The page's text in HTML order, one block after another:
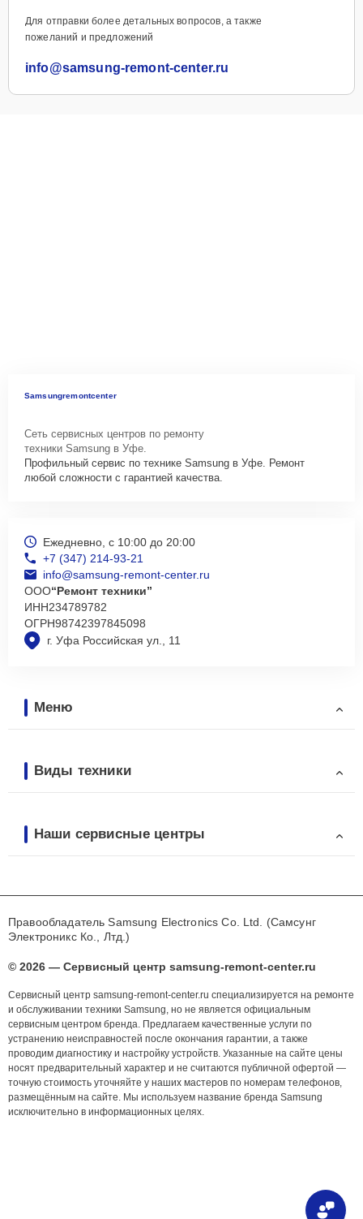
Для отправки более детальных вопросов, а также
пожеланий и предложений
info@samsung-remont-center.ru
Samsungremontcenter
Сеть сервисных центров по ремонту
техники Samsung в Уфе.
Профильный сервис по технике Samsung в Уфе. Ремонт
любой сложности с гарантией качества.
г. Уфа Российская ул., 11
Ежедневно, с 10:00 до 20:00
+7 (347) 214-93-21
info@samsung-remont-center.ru
ООО“Ремонт техники”
ИНН234789782
ОГРН98742397845098
Меню
Виды техники
Наши сервисные центры
Правообладатель Samsung Electronics Co. Ltd. (Самсунг
Электроникс Ко., Лтд.)
© 2026 — Сервисный центр samsung-remont-center.ru
Сервисный центр samsung-remont-center.ru специализируется на ремонте
и обслуживании техники Samsung, но не является официальным
сервисным центром бренда. Предлагаем качественные услуги по
устранению неисправностей после окончания гарантии, а также
проводим диагностику и настройку устройств. Указанные на сайте цены
носят предварительный характер и не считаются публичной офертой —
точную стоимость уточняйте у наших мастеров по номерам телефонов,
размещённым на сайте. Мы используем название бренда Samsung
исключительно в информационных целях.